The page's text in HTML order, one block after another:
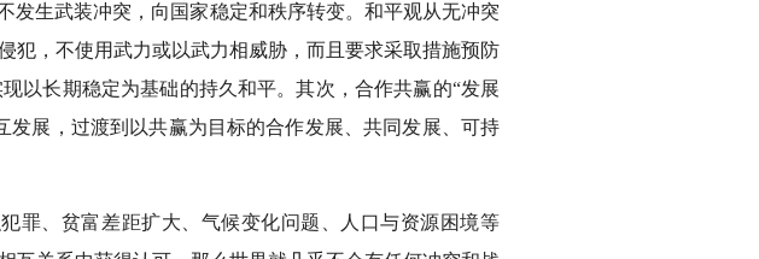
发生武装冲突，向国家稳定和秩序转变。和平观从无冲突
犯，不使用武力或以武力相威胁，而且要求采取措施预防
以长期稳定为基础的持久和平。其次，合作共赢的“发展
展，过渡到以共赢为目标的合作发展、共同发展、可持
罪、贫富差距扩大、气候变化问题、人口与资源困境等